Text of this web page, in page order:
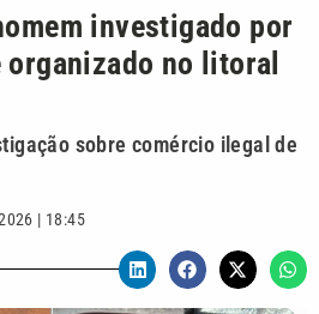
investigado por
no litoral
sobre comércio ilegal de
| 18:45